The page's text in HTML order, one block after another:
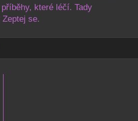
které léčí. Tady
se.